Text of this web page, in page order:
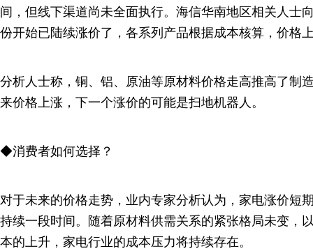
间，但线下渠道尚未全面执行。海信华南地区相关人士
份开始已陆续涨价了，各系列产品根据成本核算，价格
分析人士称，铜、铝、原油等原材料价格走高推高了制
来价格上涨，下一个涨价的可能是扫地机器人。
◆消费者如何选择？
对于未来的价格走势，业内专家分析认为，家电涨价短
持续一段时间。随着原材料供需关系的紧张格局未变，
本的上升，家电行业的成本压力将持续存在。